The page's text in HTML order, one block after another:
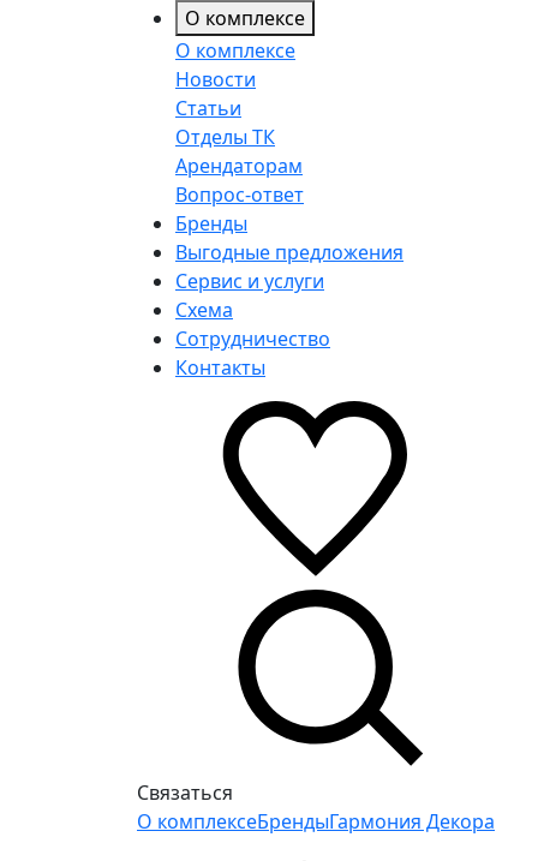
О комплексе
О комплексе
Новости
Статьи
Отделы ТК
Арендаторам
Вопрос-ответ
Бренды
Выгодные предложения
Сервис и услуги
Схема
Сотрудничество
Контакты
Связаться
О комплексеБрендыГармония Декора